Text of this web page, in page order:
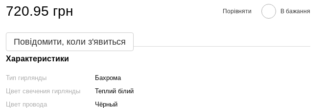
720.95 грн Порівняти В бажання
Повідомити, коли з'явиться
Характеристики
Тип гирлянды
Бахрома
Цвет свечения гирлянды
Теплий бiлий
Цвет провода
Чёрный